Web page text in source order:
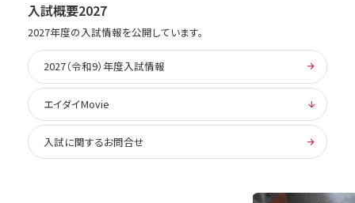
入試概要2027
2027年度の入試情報を公開しています。
2027（令和9）年度入試情報
エイダイMovie
入試に関するお問合せ